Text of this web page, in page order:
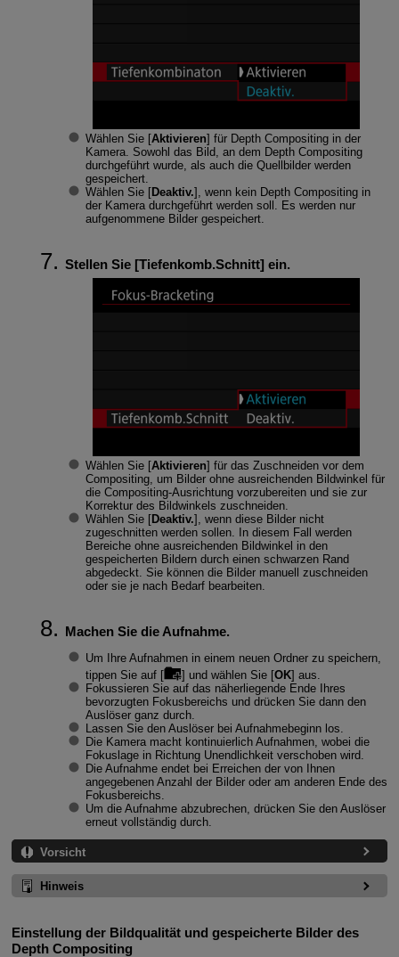
Wählen Sie [Aktivieren] für Depth Compositing in der
Kamera. Sowohl das Bild, an dem Depth Compositing
durchgeführt wurde, als auch die Quellbilder werden
gespeichert.
Wählen Sie [Deaktiv.], wenn kein Depth Compositing in
der Kamera durchgeführt werden soll. Es werden nur
aufgenommene Bilder gespeichert.
Stellen Sie [Tiefenkomb.Schnitt] ein.
Wählen Sie [Aktivieren] für das Zuschneiden vor dem
Compositing, um Bilder ohne ausreichenden Bildwinkel für
die Compositing-Ausrichtung vorzubereiten und sie zur
Korrektur des Bildwinkels zuschneiden.
Wählen Sie [Deaktiv.], wenn diese Bilder nicht
zugeschnitten werden sollen. In diesem Fall werden
Bereiche ohne ausreichenden Bildwinkel in den
gespeicherten Bildern durch einen schwarzen Rand
abgedeckt. Sie können die Bilder manuell zuschneiden
oder sie je nach Bedarf bearbeiten.
Machen Sie die Aufnahme.
Um Ihre Aufnahmen in einem neuen Ordner zu speichern,
tippen Sie auf [
] und wählen Sie [OK] aus.
Fokussieren Sie auf das näherliegende Ende Ihres
bevorzugten Fokusbereichs und drücken Sie dann den
Auslöser ganz durch.
Lassen Sie den Auslöser bei Aufnahmebeginn los.
Die Kamera macht kontinuierlich Aufnahmen, wobei die
Fokuslage in Richtung Unendlichkeit verschoben wird.
Die Aufnahme endet bei Erreichen der von Ihnen
angegebenen Anzahl der Bilder oder am anderen Ende des
Fokusbereichs.
Um die Aufnahme abzubrechen, drücken Sie den Auslöser
erneut vollständig durch.
Vorsicht
Hinweis
Einstellung der Bildqualität und gespeicherte Bilder des
Depth Compositing